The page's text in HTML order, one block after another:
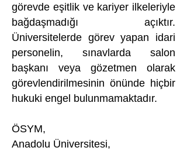
görevde eşitlik ve kariyer ilkeleriyle
bağdaşmadığı açıktır.
Üniversitelerde görev yapan idari
personelin, sınavlarda salon
başkanı veya gözetmen olarak
görevlendirilmesinin önünde hiçbir
hukuki engel bulunmamaktadır.
ÖSYM,
Anadolu Üniversitesi,